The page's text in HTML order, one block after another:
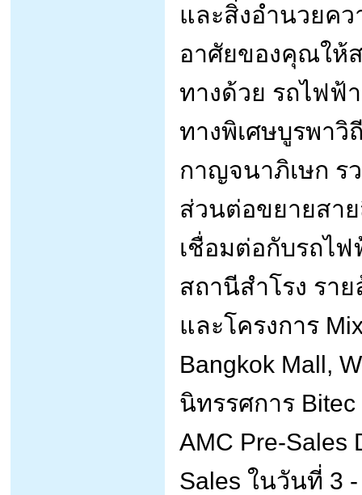
และสิ่งอำนวยค
อาศัยของคุณให้
ทางด้วย รถไฟฟ้
ทางพิเศษบูรพาวิ
กาญจนาภิเษก ร
ส่วนต่อขยายสา
เชื่อมต่อกับรถไฟ
สถานีสำโรง รา
และโครงการ
Bangkok Mall,
นิทรรศการ
AMC Pre-
Sales ในวันที่ 3